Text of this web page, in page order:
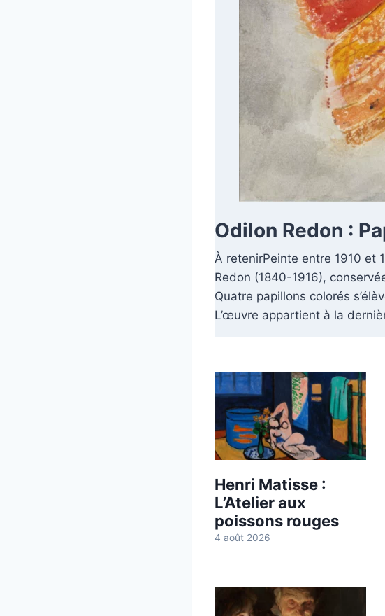
Odilon Redon :
À retenirPeinte entre 1910 et
Redon (1840-1916),
Quatre papillons colorés
L’œuvre appartient à la
Henri Matisse :
L’Atelier aux
poissons rouges
4 août 2026